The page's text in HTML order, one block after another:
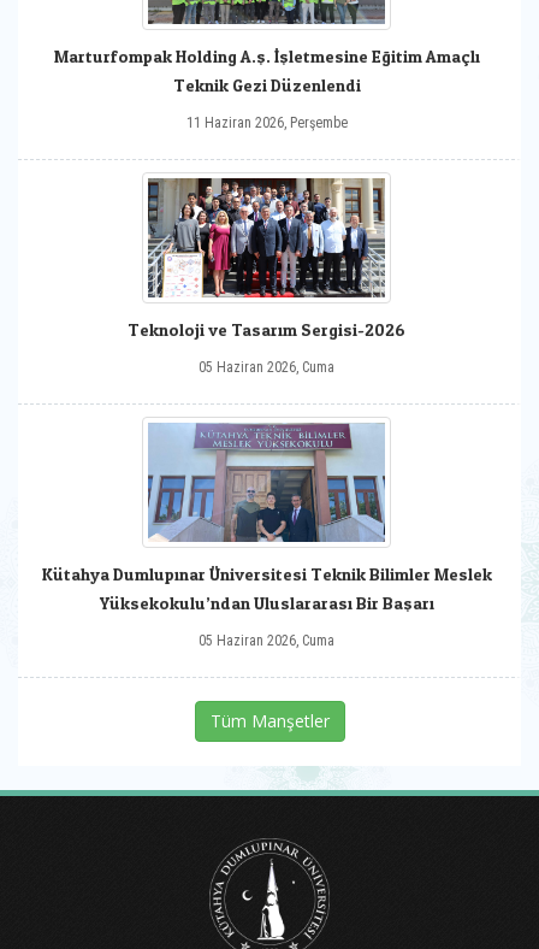
Marturfompak Holding A.ş. İşletmesine Eğitim Amaçlı
Teknik Gezi Düzenlendi
11 Haziran 2026, Perşembe
Teknoloji ve Tasarım Sergisi-2026
05 Haziran 2026, Cuma
Kütahya Dumlupınar Üniversitesi Teknik Bilimler Meslek
Yüksekokulu’ndan Uluslararası Bir Başarı
05 Haziran 2026, Cuma
Tüm Manşetler